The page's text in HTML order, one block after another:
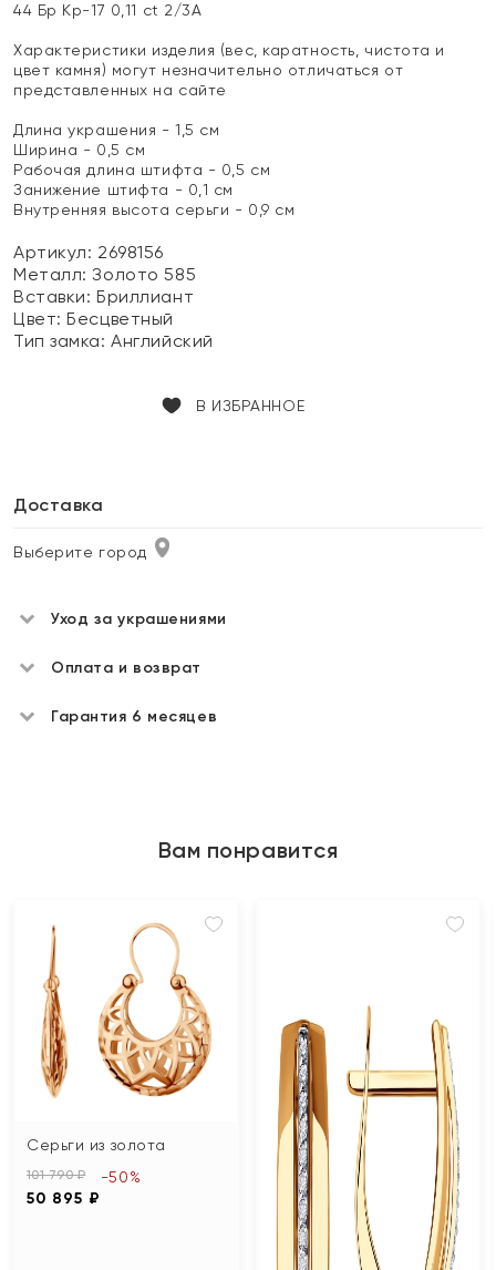
44 Бр Кр-17 0,11 ct 2/3А
Характеристики изделия (вес, каратность, чистота и
цвет камня) могут незначительно отличаться от
представленных на сайте
Длина украшения - 1,5 см
Ширина - 0,5 см
Рабочая длина штифта - 0,5 см
Занижение штифта - 0,1 см
Внутренняя высота серьги - 0,9 см
Артикул: 2698156
Металл:Золото 585
Вставки:Бриллиант
Цвет:Бесцветный
Тип замка:Английский
В ИЗБРАННОЕ
Доставка
Выберите город
Уход за украшениями
Оплата и возврат
Гарантия 6 месяцев
Вам понравится
Серьги из золота
101 790 ₽
50 895 ₽
-50%